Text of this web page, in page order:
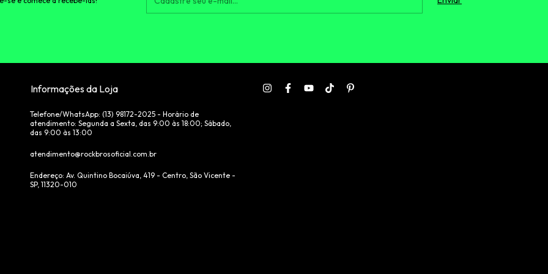
Informações da Loja
Telefone/WhatsApp: (13) ‪98172-2025‬ - Horário de
atendimento: Segunda a Sexta, das 9:00 às 18:00; Sábado,
das 9:00 às 13:00
atendimento@rockbrosoficial.com.br
Endereço: Av. Quintino Bocaiúva, 419 - Centro, São Vicente -
SP, 11320-010